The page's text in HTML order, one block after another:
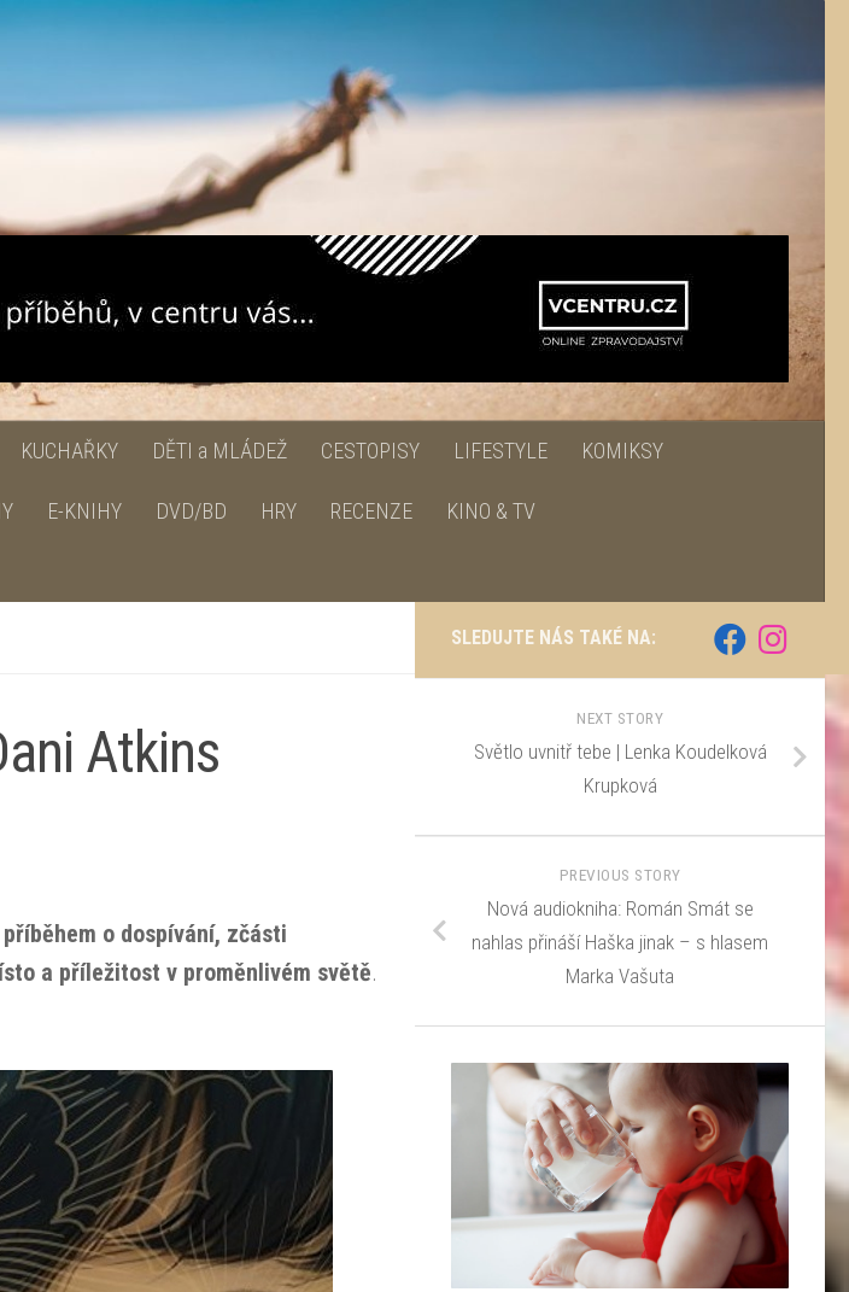
KUCHAŘKY DĚTI a MLÁDEŽ CESTOPISY LIFESTYLE KOMIKSY
E-KNIHY DVD/BD HRY RECENZE KINO & TV
Atkins
o dospívání, zčásti
a příležitost v proměnlivém světě.
SLEDUJTE NÁS TAKÉ NA:
NEXT STORY
Světlo uvnitř tebe | Lenka Koudelková
Krupková
PREVIOUS STORY
Nová audiokniha: Román Smát se
nahlas přináší Haška jinak – s hlasem
Marka Vašuta